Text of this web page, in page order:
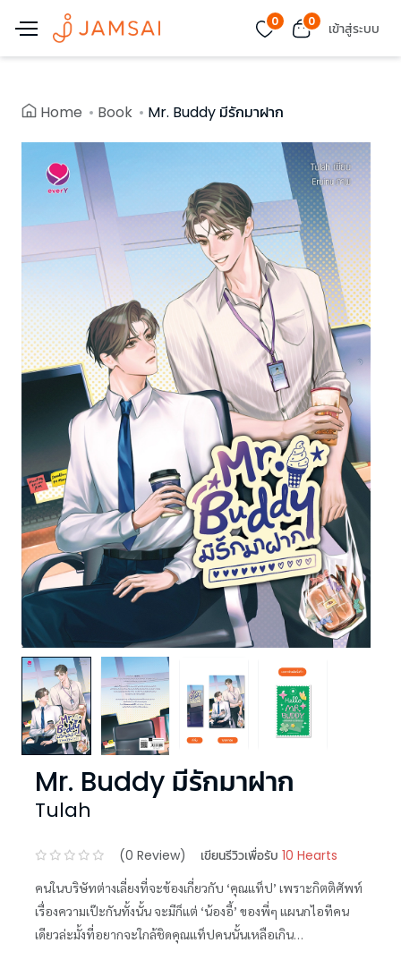
0 0 เข้าสู่ระบบ
Home Book Mr. Buddy มีรักมาฝาก
Mr. Buddy มีรักมาฝาก
Tulah
(0 Review) เขียนรีวิวเพื่อรับ 10 Hearts
คนในบริษัทต่างเลี่ยงที่จะข้องเกี่ยวกับ ‘คุณแท็ป’ เพราะกิตติศัพท์
เรื่องความเป๊ะกันทั้งนั้น จะมีก็แต่ ‘น้องอี้’ ของพี่ๆ แผนกไอทีคน
เดียวล่ะมั้งที่อยากจะใกล้ชิดคุณแท็ปคนนั้นเหลือเกิน